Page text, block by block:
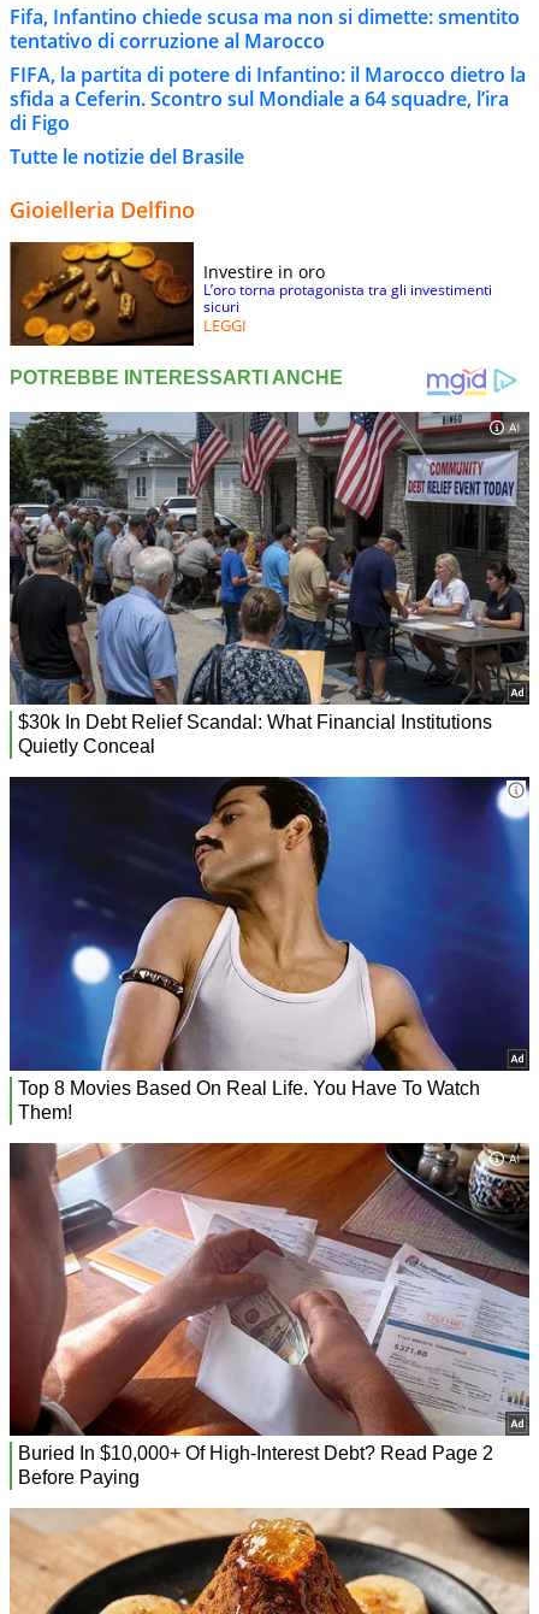
Fifa, Infantino chiede scusa ma non si dimette: smentito
tentativo di corruzione al Marocco
FIFA, la partita di potere di Infantino: il Marocco dietro la
sfida a Ceferin. Scontro sul Mondiale a 64 squadre, l’ira
di Figo
Tutte le notizie del Brasile
Gioielleria Delfino
Investire in oro
L’oro torna protagonista tra gli investimenti
sicuri
LEGGI